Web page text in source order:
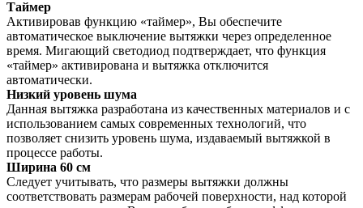
Таймер
Активировав функцию «таймер», Вы обеспечите
автоматическое выключение вытяжки через определенное
время. Мигающий светодиод подтверждает, что функция
«таймер» активирована и вытяжка отключится
автоматически.
Низкий уровень шума
Данная вытяжка разработана из качественных материалов и с
использованием самых современных технологий, что
позволяет снизить уровень шума, издаваемый вытяжкой в
процессе работы.
Ширина 60 см
Следует учитывать, что размеры вытяжки должны
соответствовать размерам рабочей поверхности, над которой